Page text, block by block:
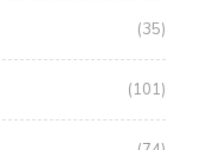
(35)
(101)